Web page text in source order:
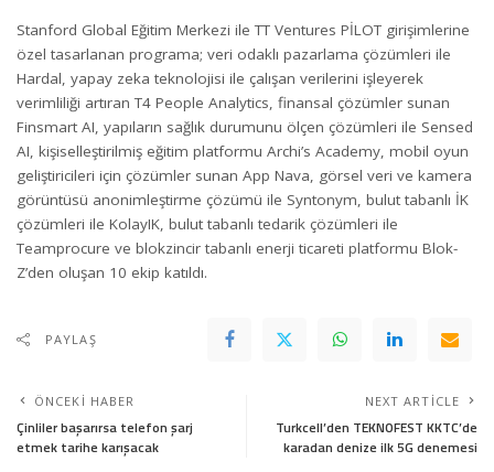
Stanford Global Eğitim Merkezi ile TT Ventures PİLOT girişimlerine
özel tasarlanan programa; veri odaklı pazarlama çözümleri ile
Hardal, yapay zeka teknolojisi ile çalışan verilerini işleyerek
verimliliği artıran T4 People Analytics, finansal çözümler sunan
Finsmart AI, yapıların sağlık durumunu ölçen çözümleri ile Sensed
AI, kişiselleştirilmiş eğitim platformu Archi’s Academy, mobil oyun
geliştiricileri için çözümler sunan App Nava, görsel veri ve kamera
görüntüsü anonimleştirme çözümü ile Syntonym, bulut tabanlı İK
çözümleri ile KolayIK, bulut tabanlı tedarik çözümleri ile
Teamprocure ve blokzincir tabanlı enerji ticareti platformu Blok-
Z’den oluşan 10 ekip katıldı.
PAYLAŞ
ÖNCEKI HABER
Çinliler başarırsa telefon şarj
etmek tarihe karışacak
NEXT ARTICLE
Turkcell’den TEKNOFEST KKTC’de
karadan denize ilk 5G denemesi